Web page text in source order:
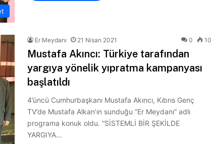
Er Meydanı 21 Nisan 2021 0 10
Mustafa Akıncı: Türkiye tarafından
yargıya yönelik yıpratma kampanyası
başlatıldı
4’üncü Cumhurbaşkanı Mustafa Akıncı, Kıbrıs Genç
TV’de Mustafa Alkan’ın sunduğu “Er Meydanı” adlı
programa konuk oldu. “SİSTEMLİ BİR ŞEKİLDE
YARGIYA…